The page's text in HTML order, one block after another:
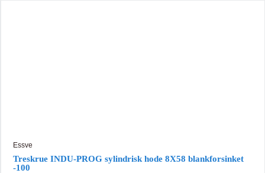
Essve
Treskrue INDU-PROG sylindrisk hode 8X58 blankforsinket
-100